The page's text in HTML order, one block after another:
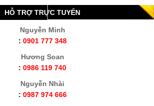
HỖ TRỢ TRỰC TUYẾN
Nguyễn Minh
: 0901 777 348
Hương Soan
: 0986 119 740
Nguyễn Nhài
: 0987 974 666